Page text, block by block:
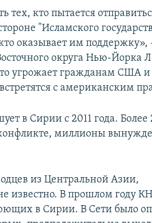
тех, кто пытается
"Исламского
оказывает им поддержку»,
округа Нью-Йорка
угрожает гражданам США
с американским
в Сирии с 2011 года. Более
миллионы
из Центральной Азии,
известно. В прошлом году
в Сирии. В Сети было